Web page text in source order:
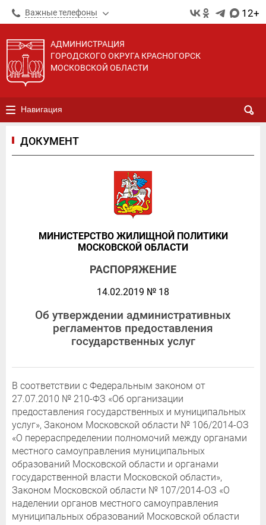
Важные телефоны 12+
АДМИНИСТРАЦИЯ
ГОРОДСКОГО ОКРУГА КРАСНОГОРСК
МОСКОВСКОЙ ОБЛАСТИ
Навигация
ДОКУМЕНТ
МИНИСТЕРСТВО ЖИЛИЩНОЙ ПОЛИТИКИ
МОСКОВСКОЙ ОБЛАСТИ
РАСПОРЯЖЕНИЕ
14.02.2019 № 18
Об утверждении административных
регламентов предоставления
государственных услуг
В соответствии с Федеральным законом от
27.07.2010 № 210-ФЗ «Об организации
предоставления государственных и муниципальных
услуг», Законом Московской области № 106/2014-ОЗ
«О перераспределении полномочий между органами
местного самоуправления муниципальных
образований Московской области и органами
государственной власти Московской области»,
Законом Московской области № 107/2014-ОЗ «О
наделении органов местного самоуправления
муниципальных образований Московской области